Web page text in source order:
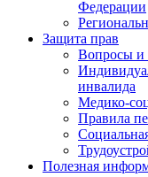
Федерации
Защита прав
Вопросы и
инвалида
Медико-
Правила
Полезная